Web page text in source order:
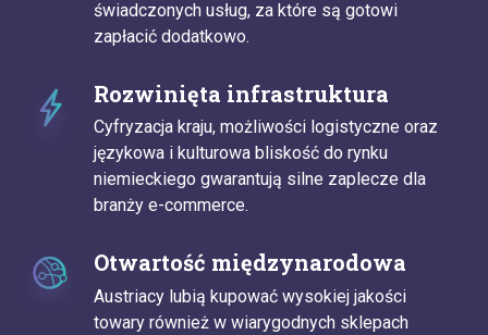
świadczonych usług, za które są gotowi
zapłacić dodatkowo.
Rozwinięta infrastruktura
Cyfryzacja kraju, możliwości logistyczne oraz
językowa i kulturowa bliskość do rynku
niemieckiego gwarantują silne zaplecze dla
branży e-commerce.
Otwartość międzynarodowa
Austriacy lubią kupować wysokiej jakości
towary również w wiarygodnych sklepach